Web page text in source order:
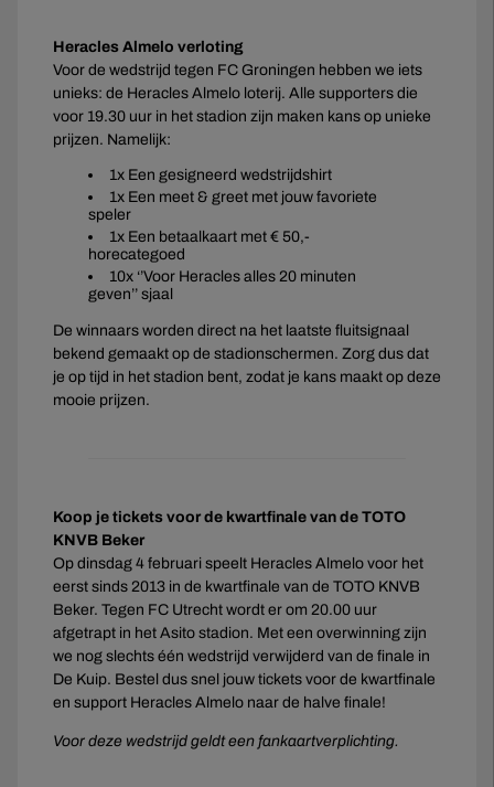
Heracles Almelo verloting
Voor de wedstrijd tegen FC Groningen hebben we iets
unieks: de Heracles Almelo loterij. Alle supporters die
voor 19.30 uur in het stadion zijn maken kans op unieke
prijzen. Namelijk:
1x Een gesigneerd wedstrijdshirt
1x Een meet & greet met jouw favoriete
speler
1x Een betaalkaart met € 50,-
horecategoed
10x ‘’Voor Heracles alles 20 minuten
geven’’ sjaal
De winnaars worden direct na het laatste fluitsignaal
bekend gemaakt op de stadionschermen. Zorg dus dat
je op tijd in het stadion bent, zodat je kans maakt op deze
mooie prijzen.
Koop je tickets voor de kwartfinale van de TOTO
KNVB Beker
Op dinsdag 4 februari speelt Heracles Almelo voor het
eerst sinds 2013 in de kwartfinale van de TOTO KNVB
Beker. Tegen FC Utrecht wordt er om 20.00 uur
afgetrapt in het Asito stadion. Met een overwinning zijn
we nog slechts één wedstrijd verwijderd van de finale in
De Kuip. Bestel dus snel jouw tickets voor de kwartfinale
en support Heracles Almelo naar de halve finale!
Voor deze wedstrijd geldt een fankaartverplichting.